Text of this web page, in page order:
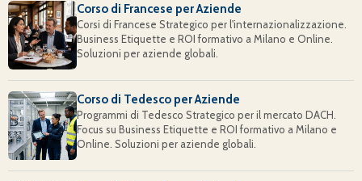
Corso di Francese per Aziende
Corsi di Francese Strategico per l'internazionalizzazione.
Business Etiquette e ROI formativo a Milano e Online.
Soluzioni per aziende globali.
Corso di Tedesco per Aziende
Programmi di Tedesco Strategico per il mercato DACH.
Focus su Business Etiquette e ROI formativo a Milano e
Online. Soluzioni per aziende globali.